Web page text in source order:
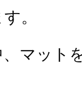
。
マット